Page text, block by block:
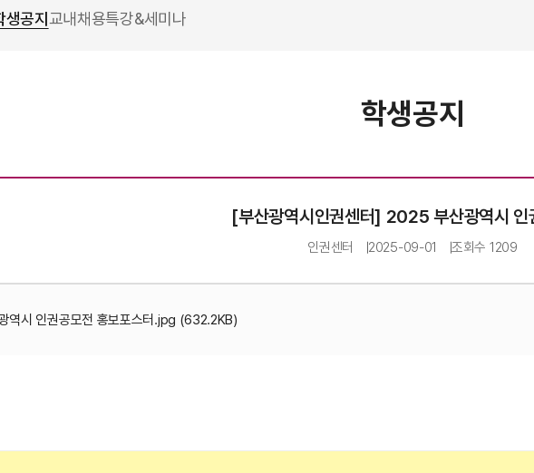
생공지 교내채용특강&세미나
학생공지
[부산광역시인권센터] 2025 부산광역시 인
인권센터 2025-09-01 조회수 1209
2025 부산광역시 인권공모전 홍보포스터.jpg (632.2KB)